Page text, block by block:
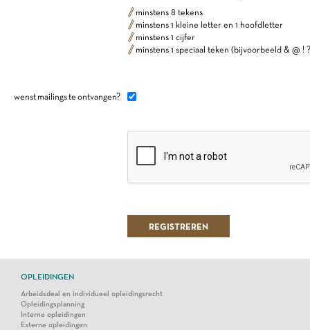
minstens 8 tekens
minstens 1 kleine letter en 1 hoofdletter
minstens 1 cijfer
minstens 1 speciaal teken (bijvoorbeeld & @ !
wenst mailings te ontvangen?
OPLEIDINGEN
Arbeidsdeal en individueel opleidingsrecht
Opleidingsplanning
Interne opleidingen
Externe opleidingen